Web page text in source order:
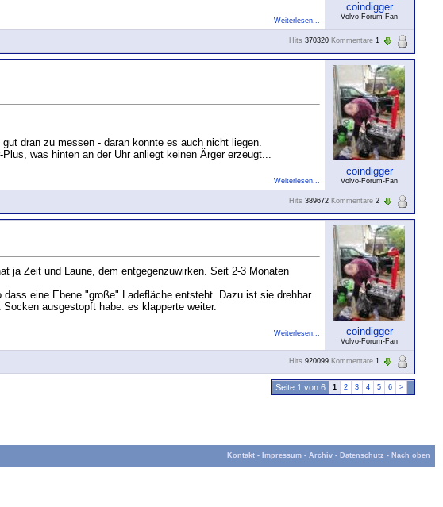
Weiterlesen...
coindigger
Volvo-Forum-Fan
Hits 370320 Kommentare 1
dran zu messen - daran konnte es auch nicht liegen.
was hinten an der Uhr anliegt keinen Ärger erzeugt...
Weiterlesen...
coindigger
Volvo-Forum-Fan
Hits 389672 Kommentare 2
ja Zeit und Laune, dem entgegenzuwirken. Seit 2-3 Monaten
eine Ebene "große" Ladefläche entsteht. Dazu ist sie drehbar
ausgestopft habe: es klapperte weiter.
Weiterlesen... coindigger
Volvo-Forum-Fan
Hits 920099 Kommentare 1
Seite 1 von 6 1 2 3 4 5 6 >
Kontakt - Impressum - Archiv - Datenschutz - Nach oben